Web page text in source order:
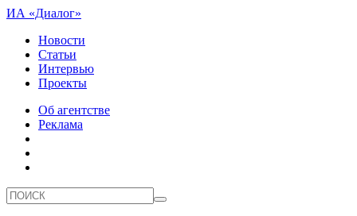
ИА «Диалог»
Новости
Статьи
Интервью
Проекты
Об агентстве
Реклама